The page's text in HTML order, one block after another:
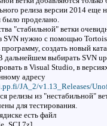
релиза версии 2014 еще
проделано.
"стабильной" ветки
SVN нужно с помощью
программу, создать новый
дальнейшем выбирать SVN
в Visual Studio, в
адресу
JA_2/v1.13_Releases/
релизы из "нестабильной"
для тестирования.
есть файл